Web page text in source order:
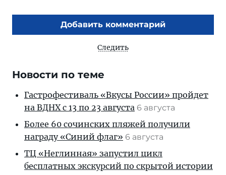
Добавить комментарий
Следить
Новости по теме
Гастрофестиваль «Вкусы России» пройдет
на ВДНХ с 13 по 23 августа 6 августа
Более 60 сочинских пляжей получили
награду «Синий флаг» 6 августа
ТЦ «Неглинная» запустил цикл
бесплатных экскурсий по скрытой истории